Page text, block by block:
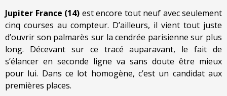
Jupiter France (14) est encore tout neuf avec seulement
cinq courses au compteur. D’ailleurs, il vient tout juste
d’ouvrir son palmarès sur la cendrée parisienne sur plus
long. Décevant sur ce tracé auparavant, le fait de
s’élancer en seconde ligne va sans doute être mieux
pour lui. Dans ce lot homogène, c’est un candidat aux
premières places.